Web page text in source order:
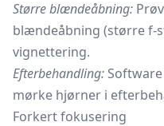
Større blændeåbning:
blændeåbning (større f-
vignettering.
Efterbehandling:
mørke hjørner i
Forkert fokusering